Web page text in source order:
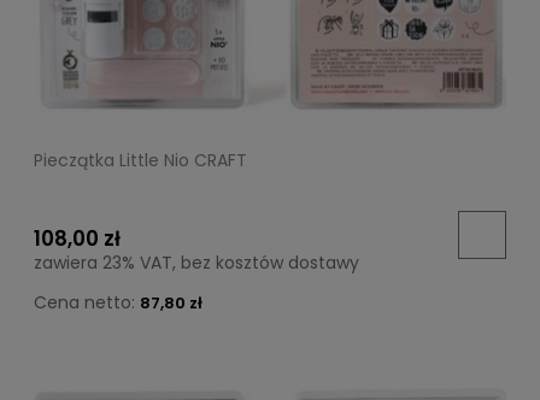
Pieczątka Little Nio CRAFT
108,00 zł
zawiera 23% VAT, bez kosztów dostawy
Cena netto: 87,80 zł